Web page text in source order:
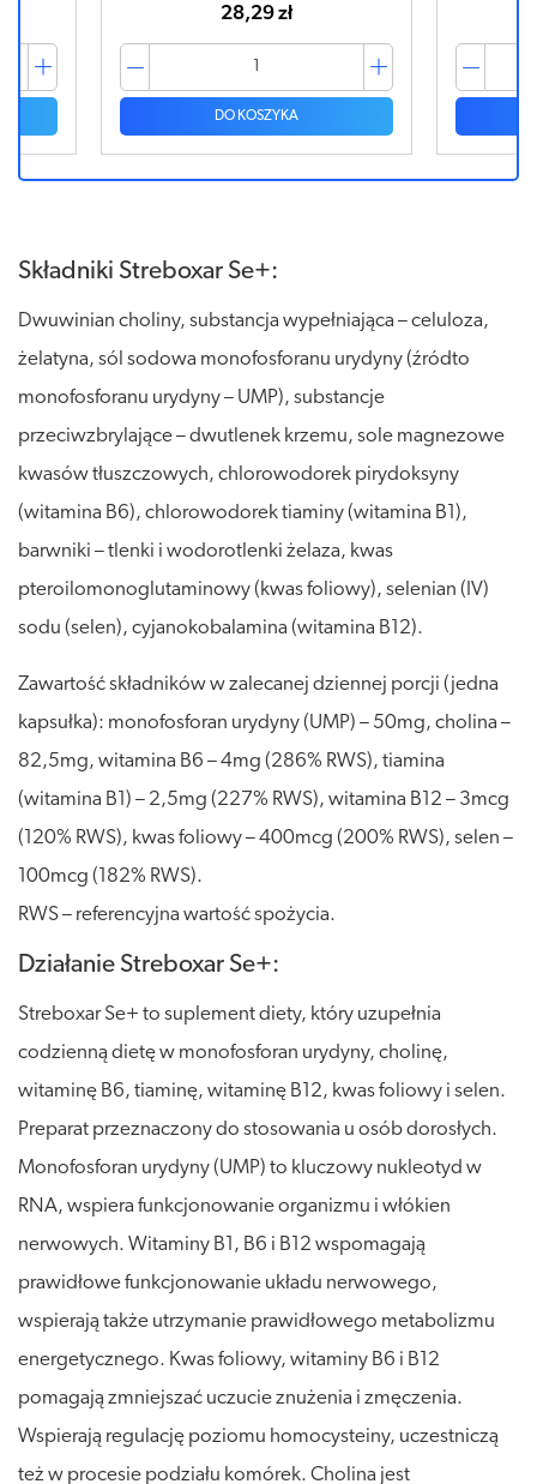
28,29 zł
DO KOSZYKA
Składniki Streboxar Se+:
Dwuwinian choliny, substancja wypełniająca – celuloza,
żelatyna, sól sodowa monofosforanu urydyny (źródto
monofosforanu urydyny – UMP), substancje
przeciwzbrylające – dwutlenek krzemu, sole magnezowe
kwasów tłuszczowych, chlorowodorek pirydoksyny
(witamina B6), chlorowodorek tiaminy (witamina B1),
barwniki – tlenki i wodorotlenki żelaza, kwas
pteroilomonoglutaminowy (kwas foliowy), selenian (IV)
sodu (selen), cyjanokobalamina (witamina B12).
Zawartość składników w zalecanej dziennej porcji (jedna
kapsułka): monofosforan urydyny (UMP) – 50mg, cholina –
82,5mg, witamina B6 – 4mg (286% RWS), tiamina
(witamina B1) – 2,5mg (227% RWS), witamina B12 – 3mcg
(120% RWS), kwas foliowy – 400mcg (200% RWS), selen –
100mcg (182% RWS).
RWS – referencyjna wartość spożycia.
Działanie Streboxar Se+:
Streboxar Se+ to suplement diety, który uzupełnia
codzienną dietę w monofosforan urydyny, cholinę,
witaminę B6, tiaminę, witaminę B12, kwas foliowy i selen.
Preparat przeznaczony do stosowania u osób dorosłych.
Monofosforan urydyny (UMP) to kluczowy nukleotyd w
RNA, wspiera funkcjonowanie organizmu i włókien
nerwowych. Witaminy B1, B6 i B12 wspomagają
prawidłowe funkcjonowanie układu nerwowego,
wspierają także utrzymanie prawidłowego metabolizmu
energetycznego. Kwas foliowy, witaminy B6 i B12
pomagają zmniejszać uczucie znużenia i zmęczenia.
Wspierają regulację poziomu homocysteiny, uczestniczą
też w procesie podziału komórek. Cholina jest